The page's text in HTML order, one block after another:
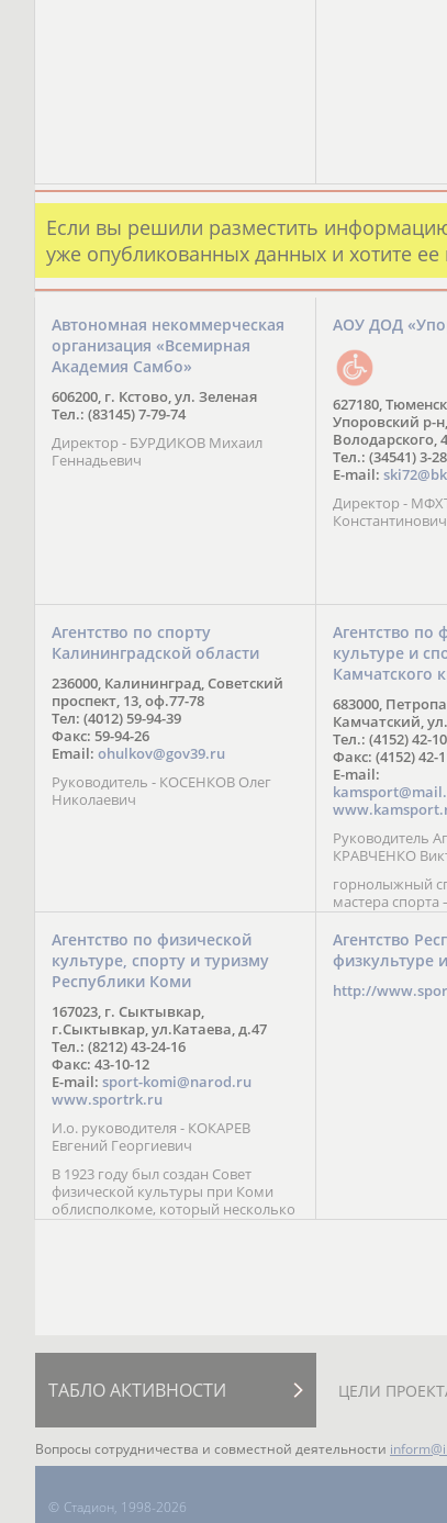
Если вы решили разместить
уже опубликованных данных и хотите
Автономная некоммерческая
организация «Всемирная
Академия Самбо»
606200, г. Кстово, ул. Зеленая
Тел.: (83145) 7-79-74
Директор - БУРДИКОВ Михаил
Геннадьевич
АОУ ДОД
627180,
Упоровский р-
Володарского,
Тел.: (34541) 3-
E-mail:
Директор -
Константинович
Агентство по спорту
Калининградской области
236000, Калининград, Советский
проспект, 13, оф.77-78
Тел: (4012) 59-94-39
Факс: 59-94-26
Email: ohulkov@gov39.ru
Руководитель - КОСЕНКОВ Олег
Николаевич
Агентство по
культуре и
Камчатского
683000,
Камчатский,
Тел.: (4152) 42-
Факс: (4152) 42-
E-mail:
Руководитель
КРАВЧЕНКО
горнолыжный
мастера
призер Кубка
обладатель
Зеленская;
Сити (2002) А.
Агентство по физической
культуре, спорту и туризму
Республики Коми
167023, г. Сыктывкар,
г.Сыктывкар, ул.Катаева, д.47
Тел.: (8212) 43-24-16
Факс: 43-10-12
E-mail: sport-komi@narod.ru
www.sportrk.ru
И.о. руководителя - КОКАРЕВ
Евгений Георгиевич
В 1923 году был создан Совет
физической культуры при Коми
облисполкоме, который несколько
раз реорганизовывался; с 1994 года
Агентство
физкультуре
http://
ТАБЛО АКТИВНОСТИ ЦЕЛИ
Вопросы сотрудничества и совместной деятельности
© Стадион, 1998-2026